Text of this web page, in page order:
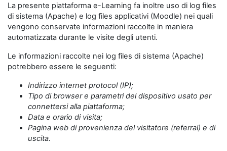
La presente piattaforma e-Learning fa inoltre uso di log files
di sistema (Apache) e log files applicativi (Moodle) nei quali
vengono conservate informazioni raccolte in maniera
automatizzata durante le visite degli utenti.
Le informazioni raccolte nei log files di sistema (Apache)
potrebbero essere le seguenti:
Indirizzo internet protocol (IP);
Tipo di browser e parametri del dispositivo usato per
connettersi alla piattaforma;
Data e orario di visita;
Pagina web di provenienza del visitatore (referral) e di
uscita.